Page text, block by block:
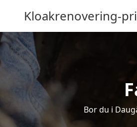
Kloakrenovering-
Bor du i